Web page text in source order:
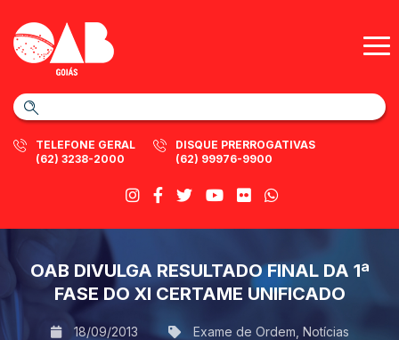
TELEFONE GERAL
(62) 3238-2000
DISQUE PRERROGATIVAS
(62) 99976-9900
OAB DIVULGA RESULTADO FINAL DA 1ª
FASE DO XI CERTAME UNIFICADO
18/09/2013 Exame de Ordem Notícias